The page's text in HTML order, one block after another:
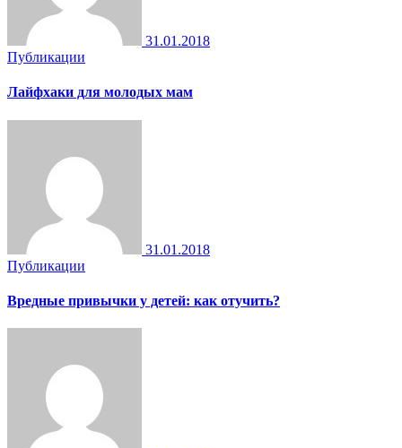
31.01.2018
Публикации
Лайфхаки для молодых мам
31.01.2018
Публикации
Вредные привычки у детей: как отучить?